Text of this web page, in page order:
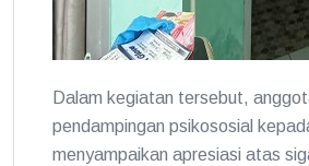
Dalam kegiatan tersebut,
pendampingan psikososial
menyampaikan apresiasi atas